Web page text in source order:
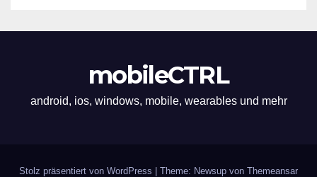
mobileCTRL
android, ios, windows, mobile, wearables und mehr
Stolz präsentiert von WordPress Theme: Newsup von Themeansar